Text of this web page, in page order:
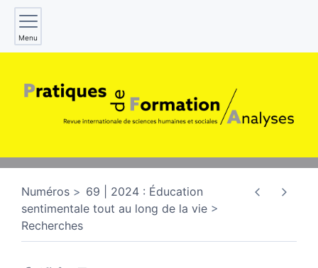
Menu
Numéros
69 | 2024 : Éducation
sentimentale tout au long de la vie
Recherches